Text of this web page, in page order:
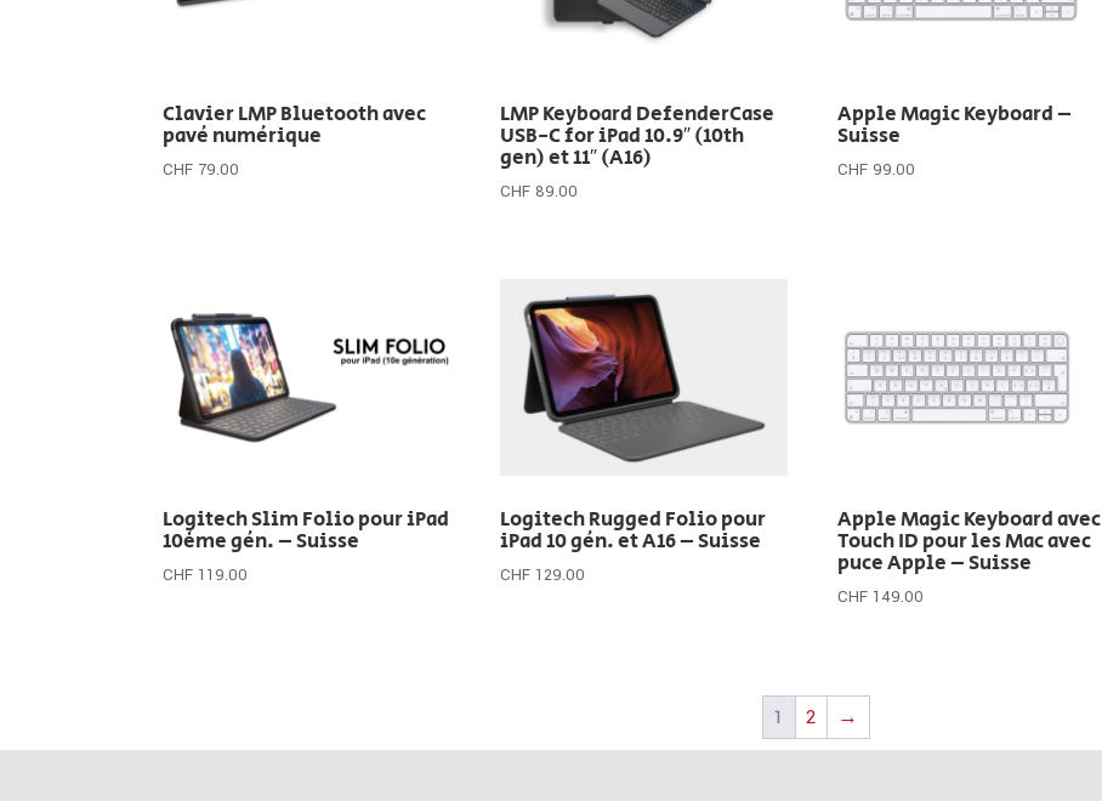
Clavier LMP Bluetooth avec
pavé numérique
CHF 79.00
LMP Keyboard DefenderCase
USB-C for iPad 10.9″ (10th
gen) et 11″ (A16)
CHF 89.00
Apple Magic Keyboard –
Suisse
CHF 99.00
Logitech Slim Folio pour iPad
10ème gén. – Suisse
CHF 119.00
Logitech Rugged Folio pour
iPad 10 gén. et A16 – Suisse
CHF 129.00
Apple Magic Keyboard avec
Touch ID pour les Mac avec
puce Apple – Suisse
CHF 149.00
1 2 →